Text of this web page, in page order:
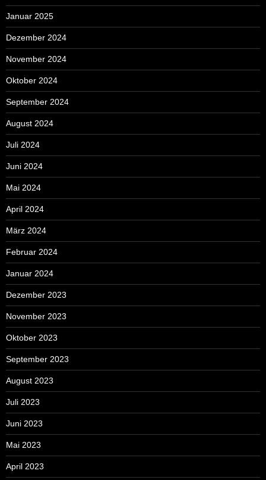
Januar 2025
Dezember 2024
November 2024
Oktober 2024
September 2024
August 2024
Juli 2024
Juni 2024
Mai 2024
April 2024
März 2024
Februar 2024
Januar 2024
Dezember 2023
November 2023
Oktober 2023
September 2023
August 2023
Juli 2023
Juni 2023
Mai 2023
April 2023